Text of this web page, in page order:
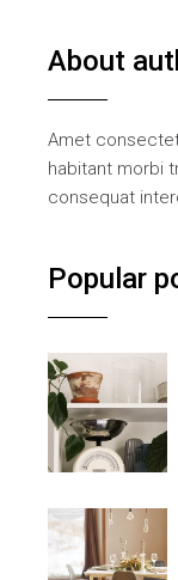
About
Amet
habitant morbi
consequat
Popular